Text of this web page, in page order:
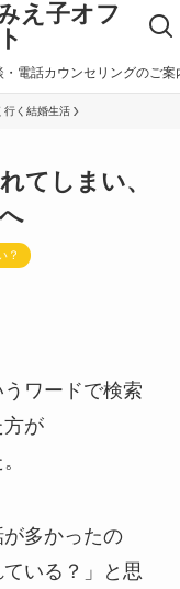
え子オフ
・電話カウンセリングのご案
行く結婚生活
てしまい、
？
ワードで検索
方が
多かったの
いる？」と思